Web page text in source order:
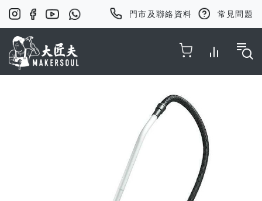
門市及聯絡資料 常見問題